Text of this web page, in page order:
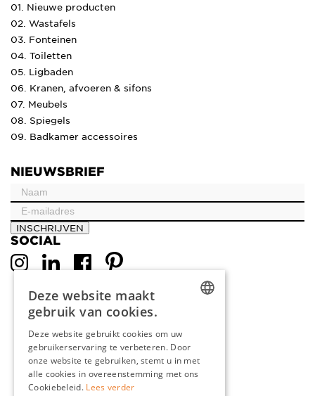
01. Nieuwe producten
02. Wastafels
03. Fonteinen
04. Toiletten
05. Ligbaden
06. Kranen, afvoeren & sifons
07. Meubels
08. Spiegels
09. Badkamer accessoires
NIEUWSBRIEF
INSCHRIJVEN
SOCIAL
ENGLISH
FRENCH
Deze website maakt
gebruik van cookies.
Deze website gebruikt cookies om uw
gebruikerservaring te verbeteren. Door
onze website te gebruiken, stemt u in met
alle cookies in overeenstemming met ons
Cookiebeleid. Lees verder